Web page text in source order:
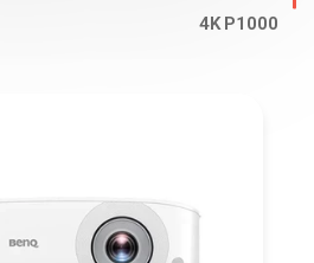
4K P1000